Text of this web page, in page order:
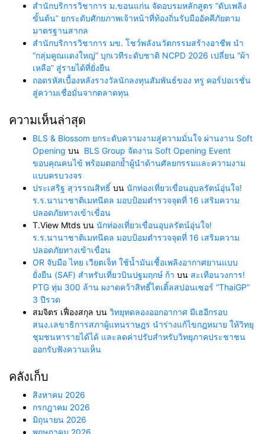
สำนักบริการวิชาการ ม.ขอนแก่น จัดอบรมหลักสูตร “ดับเพลิง
ขั้นต้น” ยกระดับศักยภาพเจ้าหน้าที่ท้องถิ่นรับมืออัคคีภัยตาม
มาตรฐานสากล
สำนักบริการวิชาการ มข. โชว์พลังนวัตกรรมสร้างอาชีพ นำ
“กลุ่มคูณแดงใหญ่” บุกเวทีระดับชาติ NCPD 2026 เปลี่ยน “ผ้า
เหลือ” สู่รายได้ที่ยั่งยืน
ถอดรหัสเบื้องหลังรางวัลนักลงทุนสัมพันธ์ของ ทรู คอร์ปอเรชั่น
สู่ความเชื่อมั่นจากตลาดทุน
ความเห็นล่าสุด
BLS & Blossom ยกระดับความงามสู่ความมั่นใจ ผ่านงาน Soft
Opening บน BLS Group จัดงาน Soft Opening Event
ขอบคุณคนไข้ พร้อมตอกย้ำผู้นำด้านศัลยกรรมและความงาม
แบบครบวงจร
ประเสริฐ สุวรรณสิทธิ์ บน นักท่องเที่ยวเขื่อนอุบลรัตน์อุ่นใจ!
ร.ร.นานาชาติเมทนีดล มอบป้อมตำรวจจุดที่ 16 เสริมความ
ปลอดภัยทางเข้าเขื่อน
T.View Mtds บน นักท่องเที่ยวเขื่อนอุบลรัตน์อุ่นใจ!
ร.ร.นานาชาติเมทนีดล มอบป้อมตำรวจจุดที่ 16 เสริมความ
ปลอดภัยทางเข้าเขื่อน
OR จับมือ ไทย เวียตเจ็ท ใช้น้ำมันเชื้อเพลิงอากาศยานแบบ
ยั่งยืน (SAF) สำหรับเที่ยวบินปฐมฤกษ์ ก้า บน สะเทือนวงการ!
PTG ทุ่ม 300 ล้าน ผงาดคว้าสิทธิ์ไตเติ้ลสปอนเซอร์ “ThaiGP”
3 ปีรวด
สมจิตร เฟื่องสกุล บน วิทยุทดลองออกอากาศ มีเฮอีกรอบ
สนง.เลขาธิการสภาผู้แทนราษฎร นำร่างแก้ไขกฎหมาย ให้วิทยุ
ชุมชนหารายได้ได้ และลดค่าปรับสำหรับวิทยุภาคประชาชน
ออกรับฟังความเห็น
คลังเก็บ
สิงหาคม 2026
กรกฎาคม 2026
มิถุนายน 2026